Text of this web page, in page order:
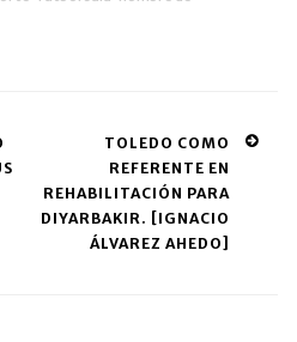
TOLEDO COMO
REFERENTE EN
REHABILITACIÓN PARA
DIYARBAKIR. [IGNACIO
ÁLVAREZ AHEDO]